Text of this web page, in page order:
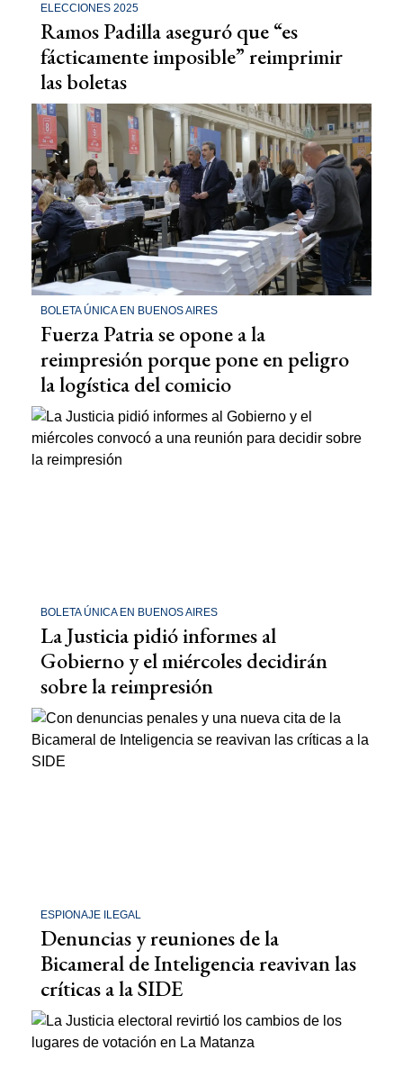
ELECCIONES 2025
Ramos Padilla aseguró que “es
fácticamente imposible” reimprimir
las boletas
BOLETA ÚNICA EN BUENOS AIRES
Fuerza Patria se opone a la
reimpresión porque pone en peligro
la logística del comicio
BOLETA ÚNICA EN BUENOS AIRES
La Justicia pidió informes al
Gobierno y el miércoles decidirán
sobre la reimpresión
ESPIONAJE ILEGAL
Denuncias y reuniones de la
Bicameral de Inteligencia reavivan las
críticas a la SIDE